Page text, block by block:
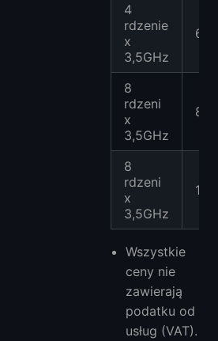
4
rdzenie
x
3,5GHz
8
rdzeni
x
3,5GHz
8
rdzeni
x
3,5GHz
Wszystkie
ceny nie
zawierają
podatku od
usług (VAT).